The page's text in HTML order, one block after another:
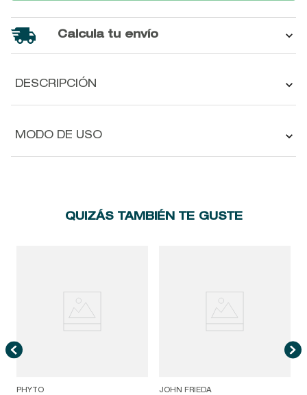
Calcula tu envío
DESCRIPCIÓN
MODO DE USO
QUIZÁS TAMBIÉN TE GUSTE
PHYTO JOHN FRIEDA